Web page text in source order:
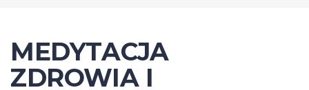
MEDYTACJA
ZDROWIA I